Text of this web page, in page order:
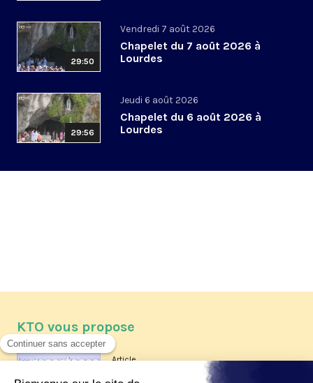
29:50
Vendredi 7 août 2026
Chapelet du 7 août 2026 à
Lourdes
29:56
Jeudi 6 août 2026
Chapelet du 6 août 2026 à
Lourdes
KTO vous propose
Article
Les reportages d'été 2026 de KTO